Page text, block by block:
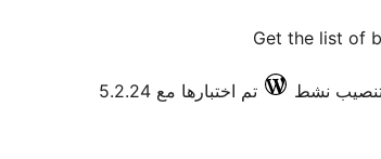
Get the list of
تم اختبارها مع 5.2.24